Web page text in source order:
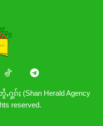
ႁွၵ်ႈ (Shan Herald Agency
reserved.